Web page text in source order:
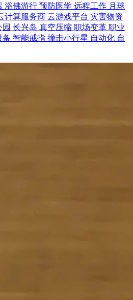
浴佛游行 预防医学 远程工作 月球
计算服务商 云游戏平台 灾害物资
长兴岛 真空压缩 职场变革 职业
备 智能戒指 撞击小行星 自动化 自